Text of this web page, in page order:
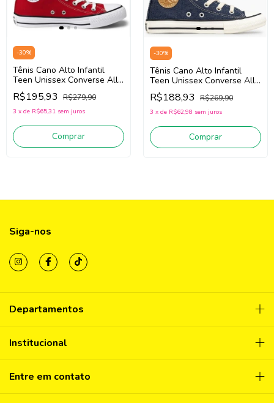
-30%
Tênis Cano Alto Infantil
Teen Unissex Converse All
Star CK1563 (Vermelho)
Tecido
R$195,93 R$279,90
3 x de R$65,31 sem juros
Comprar
-30%
Tênis Cano Alto Infantil
Teen Unissex Converse All
Star CK1642/Ck1640 (Jeans)
Tecido
R$188,93 R$269,90
3 x de R$62,98 sem juros
Comprar
Siga-nos
Departamentos
Institucional
Entre em contato